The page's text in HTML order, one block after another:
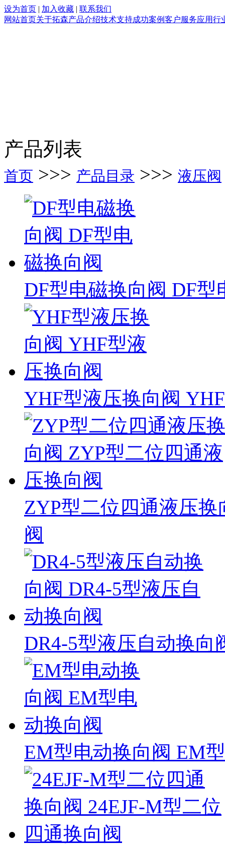
设为首页 | 加入收藏 | 联系我们
网站首页关于拓森产品介绍技术支持成功案例客户服务应用行
产品列表
首页 >>> 产品目录 >>> 液压阀
DF型电磁换向阀 DF型
YHF型液压换向阀
ZYP型二位四通液压
阀
DR4-5型液压自动换向
EM型电动换向阀 EM